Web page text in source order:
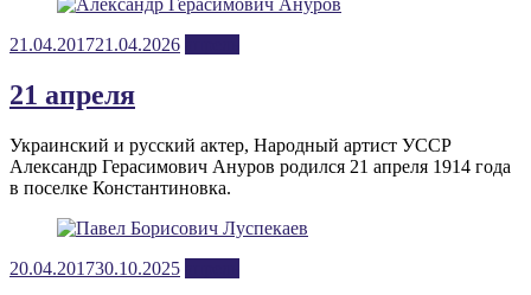
Posted
21.04.201721.04.2026
21 апреля
Украинский и русский актер, Народный артист УССР
Александр Герасимович Ануров родился 21 апреля 1914 года
в поселке Константиновка.
Posted
20.04.201730.10.2025